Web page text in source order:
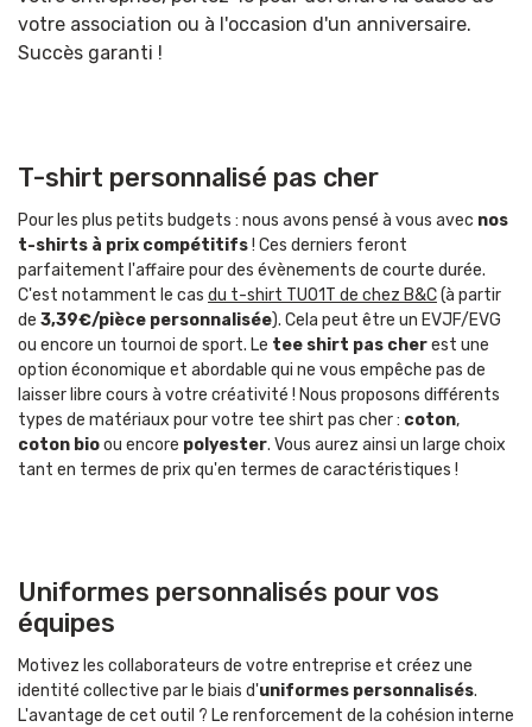
votre association ou à l'occasion d'un anniversaire.
Succès garanti !
T-shirt personnalisé pas cher
Pour les plus petits budgets : nous avons pensé à vous avec nos
t-shirts à prix compétitifs! Ces derniers feront
parfaitement l'affaire pour des évènements de courte durée.
C'est notamment le cas du t-shirt TU01T de chez B&C(à partir
de 3,39€/pièce personnalisée). Cela peut être un EVJF/EVG
ou encore un tournoi de sport. Le tee shirt pas cherest une
option économique et abordable qui ne vous empêche pas de
laisser libre cours à votre créativité ! Nous proposons différents
types de matériaux pour votre tee shirt pas cher : coton,
coton bioou encore polyester. Vous aurez ainsi un large choix
tant en termes de prix qu'en termes de caractéristiques !
Uniformes personnalisés pour vos
équipes
Motivez les collaborateurs de votre entreprise et créez une
identité collective par le biais d'uniformes personnalisés.
L'avantage de cet outil ? Le renforcement de la cohésion interne